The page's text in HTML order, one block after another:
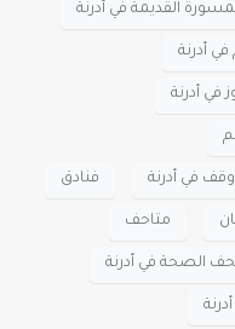
القديمة في أدرنة
أدرنة
في أدرنة
في أدرنة فنادق
متاحف
الصحة في أدرنة